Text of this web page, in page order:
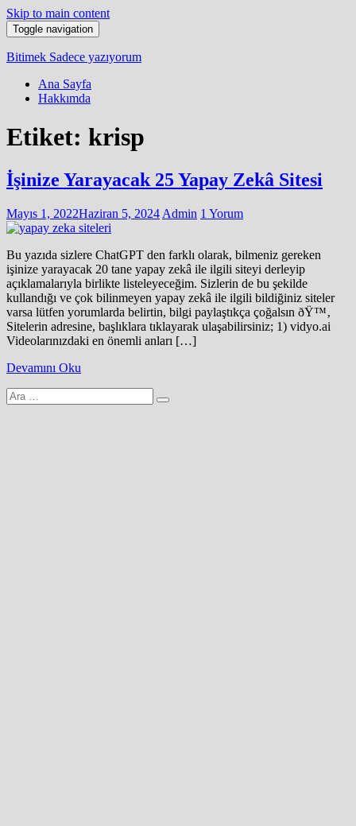
Skip to main content
Toggle navigation
Bitimek Sadece yazıyorum
Ana Sayfa
Hakkımda
Etiket: krisp
İşinize Yarayacak 25 Yapay Zekâ Sitesi
Mayıs 1, 2022Haziran 5, 2024 Admin 1 Yorum
Bu yazıda sizlere ChatGPT den farklı olarak, bilmeniz gereken
işinize yarayacak 20 tane yapay zekâ ile ilgili siteyi derleyip
açıklamalarıyla birlikte listeleyeceğim. Sizlerin de bu şekilde
kullandığı ve çok bilinmeyen yapay zekâ ile ilgili bildiğiniz siteler
varsa lütfen yorumlarda belirtin, bilgi paylaştıkça çoğalsın ðŸ™‚
Sitelerin adresine, başlıklara tıklayarak ulaşabilirsiniz; 1) vidyo.ai
Videolarınızdaki en önemli anları […]
Devamını Oku
Arama
yap: